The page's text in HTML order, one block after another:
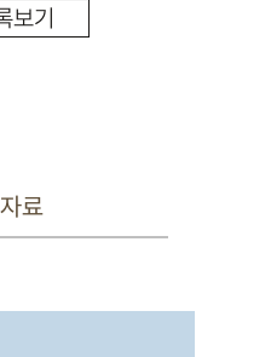
보기
료